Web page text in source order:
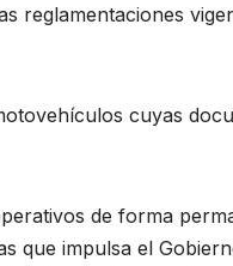
reglamentaciones
cuyas
de forma
que impulsa el